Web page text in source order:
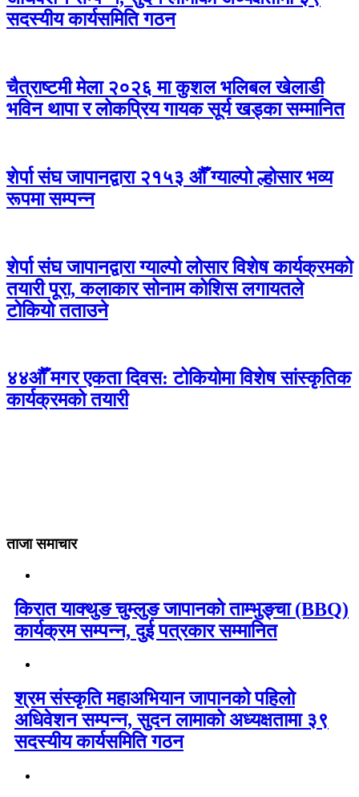
सदस्यीय कार्यसमिति गठन
चैत्राष्टमी मेला २०२६ मा कुशल भलिबल खेलाडी
भविन थापा र लोकप्रिय गायक सूर्य खड्का सम्मानित
शेर्पा संघ जापानद्वारा २१५३ औँ ग्याल्पो ल्होसार भव्य
रूपमा सम्पन्न
शेर्पा संघ जापानद्वारा ग्याल्पो लोसार विशेष कार्यक्रमको
तयारी पूरा, कलाकार सोनाम कोशिस लगायतले
टोकियो तताउने
४४औँ मगर एकता दिवस: टोकियोमा विशेष सांस्कृतिक
कार्यक्रमको तयारी
ताजा समाचार
किरात याक्थुङ चुम्लुङ जापानको ताम्भुङ्चा (BBQ)
कार्यक्रम सम्पन्न, दुई पत्रकार सम्मानित
श्रम संस्कृति महाअभियान जापानको पहिलो
अधिवेशन सम्पन्न, सुदन लामाको अध्यक्षतामा ३९
सदस्यीय कार्यसमिति गठन